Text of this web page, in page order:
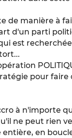
de manière à
d'un parti
est
pour faire
à n'importe
ne peut rien
en